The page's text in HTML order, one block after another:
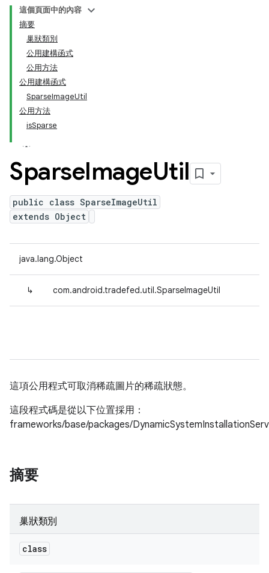
這個頁面中的內容
摘要
巢狀類別
公用建構函式
公用方法
公用建構函式
SparseImageUtil
公用方法
isSparse
SparseImageUtil
public class SparseImageUtil
extends Object
java.lang.Object
↳ com.android.tradefed.util.SparseImageUtil
這項公用程式可取消稀疏圖片的稀疏狀態。
這段程式碼是從以下位置採用：
frameworks/base/packages/
摘要
巢狀類別
class